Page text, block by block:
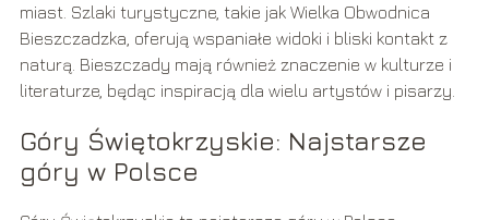
miast. Szlaki turystyczne, takie jak Wielka Obwodnica
Bieszczadzka, oferują wspaniałe widoki i bliski kontakt z
naturą. Bieszczady mają również znaczenie w kulturze i
literaturze, będąc inspiracją dla wielu artystów i pisarzy.
Góry Świętokrzyskie: Najstarsze
góry w Polsce